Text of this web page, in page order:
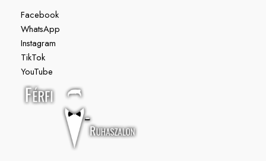
Facebook
WhatsApp
Instagram
TikTok
YouTube